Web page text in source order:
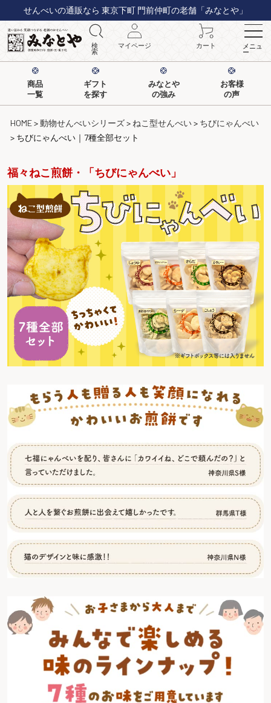
せんべいの通販なら 東京下町 門前仲町の老舗「みなとや」
検
索
マイページ カート メニュ
ー
商品
一覧
ギフト
を探す
みなとや
の強み
お客様
の声
HOME 動物せんべいシリーズ ねこ型せんべい
ちびにゃんべい
ちびにゃんべい｜7種全部セット
福々ねこ煎餅・「ちびにゃんべい」